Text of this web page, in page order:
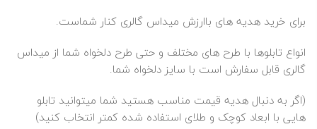
برای خرید هدیه های باارزش میداس گالری کنار شماست.
انواع تابلوها با طرح های مختلف و حتی طرح دلخواه شما از میداس
گالری قابل سفارش است با سایز دلخواه شما.
(اگر به دنبال هدیه قیمت مناسب هستید شما میتوانید تابلو
هایی با ابعاد کوچک و طلای استفاده شده کمتر انتخاب کنید)